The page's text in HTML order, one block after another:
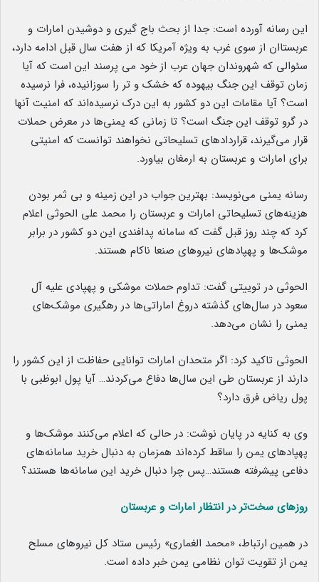
این رسانه آورده است: جدا از بحث باج گیری و دوشیدن امارات و
عربستاان از سوی غرب به ویژه آمریکا که از هفت سال قبل ادامه دارد،
سئوالی که شهروندان جهان عرب از خود می پرسند این است که آیا
زمان توقف این جنگ بیهوده که خشک و تر را سوزانیده، فرا نرسیده
است؟ آیا مقامات این دو کشور به این درک نرسیده‌اند که امنیت آنها
در گرو توقف این جنگ است؟ تا زمانی که یمنی‌ها در معرض حملات
قرار می‌گیرند، قراردادهای تسلیحاتی نخواهند توانست که امنیتی
برای امارات و عربستان به ارمغان بیاورد.
رسانه یمنی می‌نویسد: بهترین جواب در این زمینه و بی ثمر بودن
هزینه‌های تسلیحاتی امارات و عربستان را محمد علی الحوثی اعلام
کرد که چند روز قبل گفت که سامانه پدافندی این دو کشور در برابر
موشک‌ها و پهپادهای نیروهای صنعا ناکام هستند.
الحوثی در توییتی گفت: تداوم حملات موشکی و پهپادی علیه آل
سعود در سال‌های گذشته دروغ اماراتی‌ها در رهگیری موشک‌های
یمنی را نشان می‌دهد.
الحوثی تاکید کرد: اگر متحدان امارات توانایی حفاظت از این کشور را
دارند از عربستان طی این سال‌ها دفاع می‌کردند… آیا پول ابوظبی با
پول ریاض فرق دارد؟
وی به کنایه در پایان نوشت: در حالی که اعلام می‌کنند موشک‌ها و
پهپاد‌های یمن را ساقط کرده‌اند همزمان به دنبال خرید سامانه‌های
دفاعی پیشرفته هستند…پس چرا دنبال خرید این سامانه‌ها هستند؟
روزهای سخت‌تر در انتظار امارات و عربستان
در همین ارتباط، «محمد الغماری» رئیس ستاد کل نیروهای مسلح
یمن از تقویت توان نظامی یمن خبر داده است.